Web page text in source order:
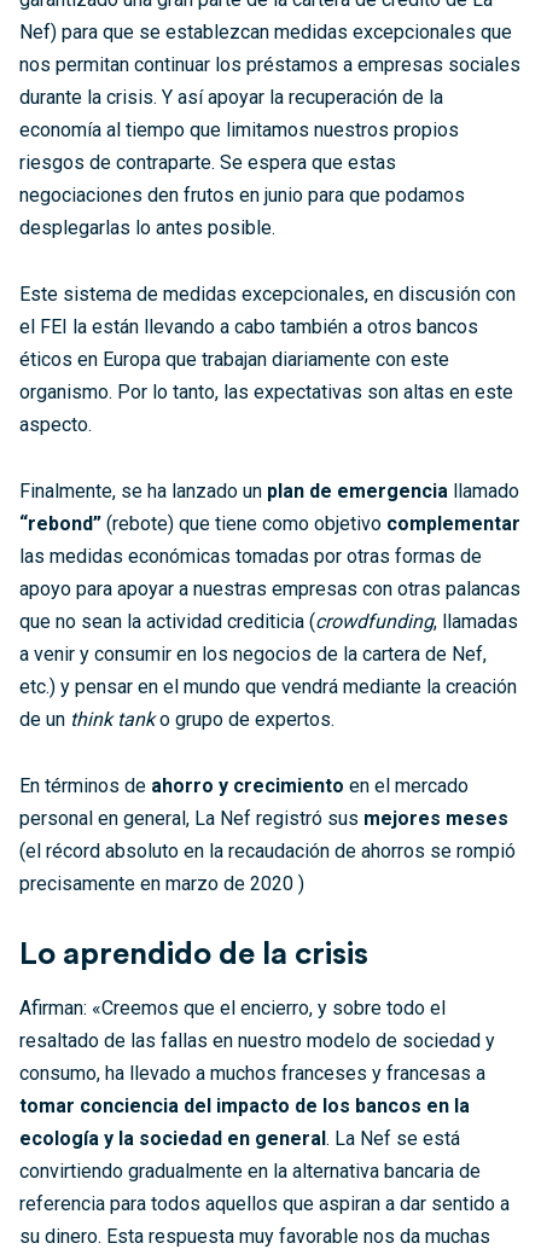
Nef) para que se establezcan medidas excepcionales que
nos permitan continuar los préstamos a empresas sociales
durante la crisis. Y así apoyar la recuperación de la
economía al tiempo que limitamos nuestros propios
riesgos de contraparte. Se espera que estas
negociaciones den frutos en junio para que podamos
desplegarlas lo antes posible.
Este sistema de medidas excepcionales, en discusión con
el FEI la están llevando a cabo también a otros bancos
éticos en Europa que trabajan diariamente con este
organismo. Por lo tanto, las expectativas son altas en este
aspecto.
Finalmente, se ha lanzado un plan de emergencia llamado
“rebond” (rebote) que tiene como objetivo complementar
las medidas económicas tomadas por otras formas de
apoyo para apoyar a nuestras empresas con otras palancas
que no sean la actividad crediticia (crowdfunding, llamadas
a venir y consumir en los negocios de la cartera de Nef,
etc.) y pensar en el mundo que vendrá mediante la creación
de un think tanko grupo de expertos.
En términos de ahorro y crecimiento en el mercado
personal en general, La Nef registró sus mejores meses
(el récord absoluto en la recaudación de ahorros se rompió
precisamente en marzo de 2020 )
Lo aprendido de la crisis
Afirman: «Creemos que el encierro, y sobre todo el
resaltado de las fallas en nuestro modelo de sociedad y
consumo, ha llevado a muchos franceses y francesas a
tomar conciencia del impacto de los bancos en la
ecología y la sociedad en general. La Nef se está
convirtiendo gradualmente en la alternativa bancaria de
referencia para todos aquellos que aspiran a dar sentido a
su dinero. Esta respuesta muy favorable nos da muchas